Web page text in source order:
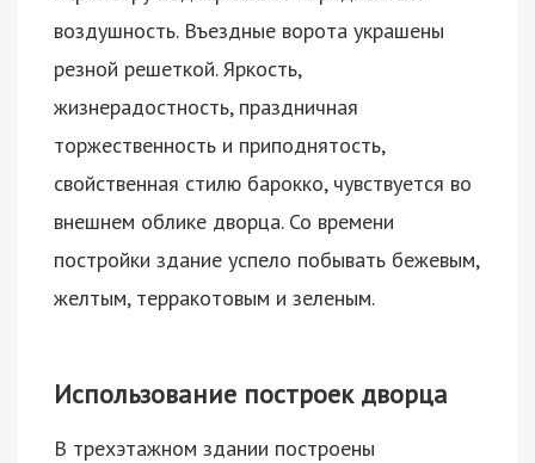
воздушность. Въездные ворота украшены
резной решеткой. Яркость,
жизнерадостность, праздничная
торжественность и приподнятость,
свойственная стилю барокко, чувствуется во
внешнем облике дворца. Со времени
постройки здание успело побывать бежевым,
желтым, терракотовым и зеленым.
Использование построек дворца
В трехэтажном здании построены